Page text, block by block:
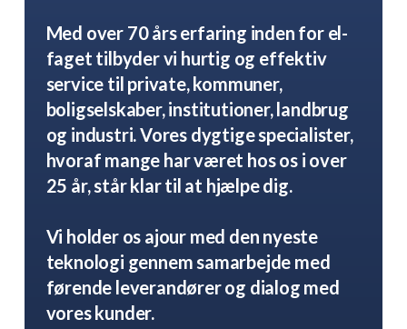
Med over 70 års erfaring inden for el-
faget tilbyder vi hurtig og effektiv
service til private, kommuner,
boligselskaber, institutioner, landbrug
og industri. Vores dygtige specialister,
hvoraf mange har været hos os i over
25 år, står klar til at hjælpe dig.
Vi holder os ajour med den nyeste
teknologi gennem samarbejde med
førende leverandører og dialog med
vores kunder.